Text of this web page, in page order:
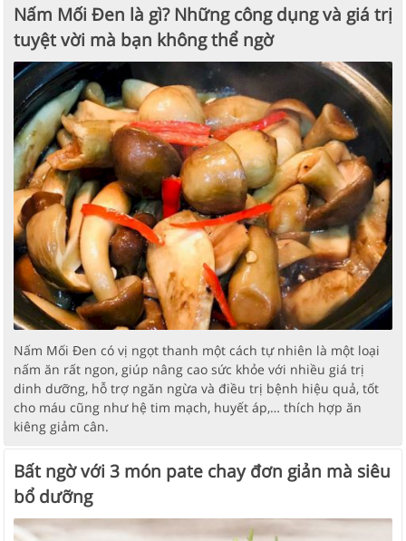
Nấm Mối Đen là gì? Những công dụng và giá trị
tuyệt vời mà bạn không thể ngờ
Nấm Mối Đen có vị ngọt thanh một cách tự nhiên là một loại
nấm ăn rất ngon, giúp nâng cao sức khỏe với nhiều giá trị
dinh dưỡng, hỗ trợ ngăn ngừa và điều trị bệnh hiệu quả, tốt
cho máu cũng như hệ tim mạch, huyết áp,… thích hợp ăn
kiêng giảm cân.
Bất ngờ với 3 món pate chay đơn giản mà siêu
bổ dưỡng